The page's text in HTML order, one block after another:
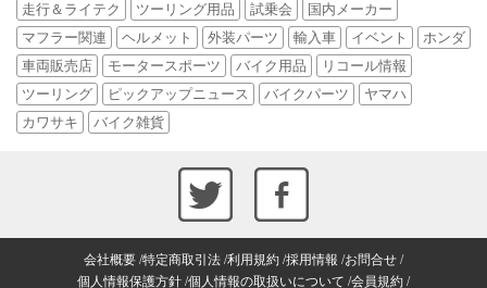
走行＆ライテク
ツーリング用品 試乗会
国内メーカー
マフラー関連
ヘルメット 外装パーツ 輸入車 イベント
ホンダ
車両販売店
モータースポーツ バイク用品
リコール情報
ツーリング
ピックアップニュース バイクパーツ
ヤマハ
カワサキ
バイク雑貨
会社概要 特定商取引法 利用規約 採用情報 お問合せ
個人情報保護方針 個人情報の取扱いについて 会員規約